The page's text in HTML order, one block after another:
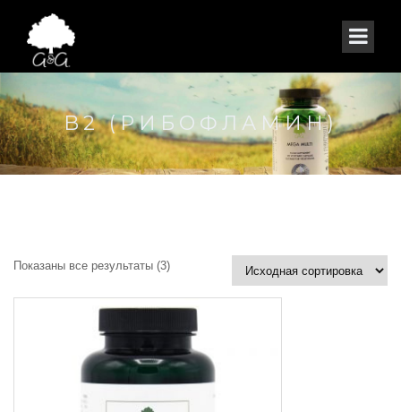
B2 (РИБОФЛАМИН)
Показаны все результаты (3)